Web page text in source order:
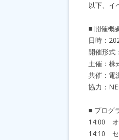
以下、イ
■ 開催概
日時：
開催形式
主催：株
共催：電
協力：
■ プログ
14:00 オ
14:10 セ